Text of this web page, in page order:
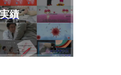
績